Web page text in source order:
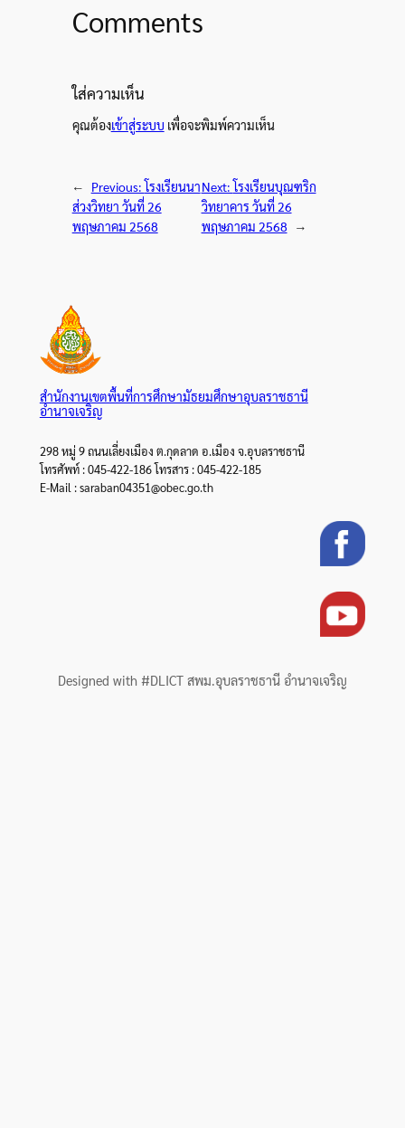
Comments
ใส่ความเห็น
คุณต้องเข้าสู่ระบบ เพื่อจะพิมพ์ความเห็น
← Previous:โรงเรียนนา
ส่วงวิทยา วันที่ 26
พฤษภาคม 2568
Next:โรงเรียนบุณฑริก
วิทยาคาร วันที่ 26
พฤษภาคม 2568
→
สำนักงานเขตพื้นที่การศึกษามัธยมศึกษาอุบลราชธานี
อำนาจเจริญ
298 หมู่ 9 ถนนเลี่ยงเมือง ต.กุดลาด อ.เมือง จ.อุบลราชธานี
โทรศัพท์ : 045-422-186 โทรสาร : 045-422-185
E-Mail : saraban04351@obec.go.th
Designed with #DLICT สพม.อุบลราชธานี อำนาจเจริญ